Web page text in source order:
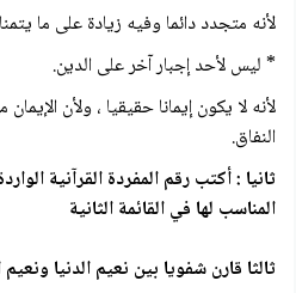
لأنه متجدد دائما وفيه زيادة على ما
* ليس لأحد إجبار آخر على الدين.
لأنه لا يكون إيمانا حقيقيا ، ولأن
النفاق.
ثانيا : أكتب رقم المفردة القرآنية
المناسب لها في القائمة الثانية
ثالثا قارن شفويا بين نعيم الدنيا